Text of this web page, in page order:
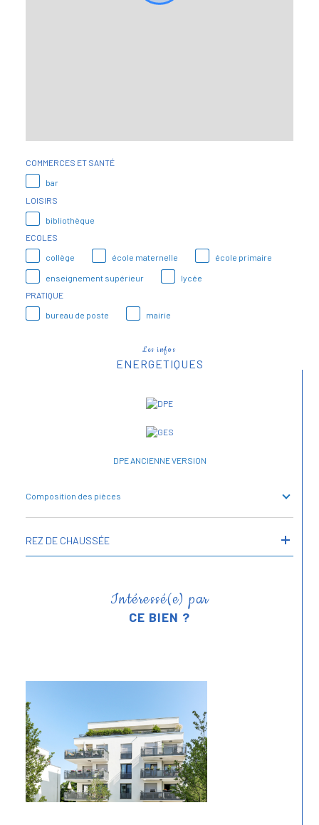
COMMERCES ET SANTÉ
bar
LOISIRS
bibliothèque
ECOLES
collège
école maternelle école primaire
enseignement supérieur
lycée
PRATIQUE
bureau de poste
mairie
Les infos
ENERGETIQUES
DPE ANCIENNE VERSION
Composition des pièces
REZ DE CHAUSSÉE
Intéressé(e) par
CE BIEN ?